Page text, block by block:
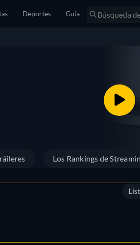
Deportes Guía
Los Rankings de